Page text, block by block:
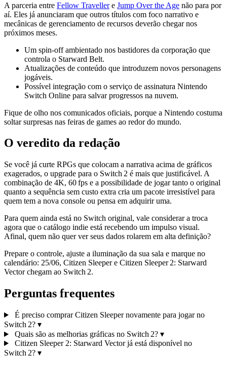
A parceria entre Fellow Travellere Jump Over the Age não para por
aí. Eles já anunciaram que outros títulos com foco narrativo e
mecânicas de gerenciamento de recursos deverão chegar nos
próximos meses.
Um spin‑off ambientado nos bastidores da corporação que
controla o Starward Belt.
Atualizações de conteúdo que introduzem novos personagens
jogáveis.
Possível integração com o serviço de assinatura Nintendo
Switch Online para salvar progressos na nuvem.
Fique de olho nos comunicados oficiais, porque a Nintendo costuma
soltar surpresas nas feiras de games ao redor do mundo.
O veredito da redação
Se você já curte RPGs que colocam a narrativa acima de gráficos
exagerados, o upgrade para o Switch 2 é mais que justificável. A
combinação de 4K, 60 fps e a possibilidade de jogar tanto o original
quanto a sequência sem custo extra cria um pacote irresistível para
quem tem a nova console ou pensa em adquirir uma.
Para quem ainda está no Switch original, vale considerar a troca
agora que o catálogo indie está recebendo um impulso visual.
Afinal, quem não quer ver seus dados rolarem em alta definição?
Prepare o controle, ajuste a iluminação da sua sala e marque no
calendário: 25/06, Citizen Sleeper e Citizen Sleeper 2: Starward
Vector chegam ao Switch 2.
Perguntas frequentes
É preciso comprar Citizen Sleeper novamente para jogar no
Switch 2? ▾
Quais são as melhorias gráficas no Switch 2? ▾
Citizen Sleeper 2: Starward Vector já está disponível no
Switch 2? ▾